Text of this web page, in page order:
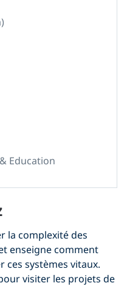
la complexité des
enseigne comment
ces systèmes vitaux.
visiter les projets de
Education